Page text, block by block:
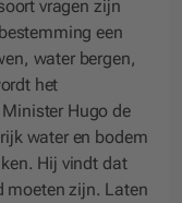
vragen zijn
een
water bergen,
het
Hugo de
water en bodem
Hij vindt dat
moeten zijn. Laten